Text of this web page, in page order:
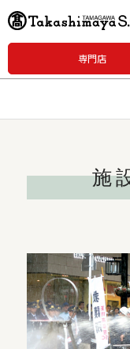
専門店
施